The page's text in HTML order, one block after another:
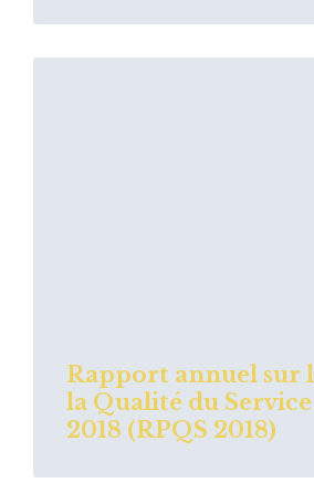
Rapport annuel sur
la Qualité du
2018 (RPQS 2018)
Read